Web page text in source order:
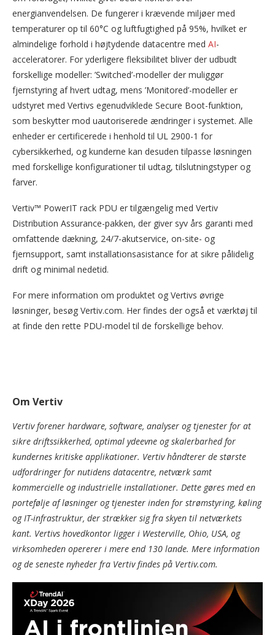
energianvendelsen. De fungerer i krævende miljøer med
temperaturer op til 60°C og luftfugtighed på 95%, hvilket er
almindelige forhold i højtydende datacentre med AI-
acceleratorer. For yderligere fleksibilitet bliver der udbudt
forskellige modeller: ’Switched’-modeller der muliggør
fjernstyring af hvert udtag, mens ’Monitored’-modeller er
udstyret med Vertivs egenudviklede Secure Boot-funktion,
som beskytter mod uautoriserede ændringer i systemet. Alle
enheder er certificerede i henhold til UL 2900-1 for
cybersikkerhed, og kunderne kan desuden tilpasse løsningen
med forskellige konfigurationer til udtag, tilslutningstyper og
farver.
Vertiv™ PowerIT rack PDU er tilgængelig med Vertiv
Distribution Assurance-pakken, der giver syv års garanti med
omfattende dækning, 24/7-akutservice, on-site- og
fjernsupport, samt installationsasistance for at sikre pålidelig
drift og minimal nedetid.
For mere information om produktet og Vertivs øvrige
løsninger, besøg Vertiv.com. Her findes der også et værktøj til
at finde den rette PDU-model til de forskellige behov.
Om Vertiv
Vertiv forener hardware, software, analyser og tjenester for at
sikre driftssikkerhed, optimal ydeevne og skalerbarhed for
kundernes kritiske applikationer. Vertiv håndterer de største
udfordringer for nutidens datacentre, netværk samt
kommercielle og industrielle installationer. Dette gøres med en
portefølje af løsninger og tjenester inden for strømstyring, køling
og IT-infrastruktur, der strækker sig fra skyen til netværkets
kant. Vertivs hovedkontor ligger i Westerville, Ohio, USA, og
virksomheden opererer i mere end 130 lande. Mere information
og de seneste nyheder fra Vertiv findes på Vertiv.com.